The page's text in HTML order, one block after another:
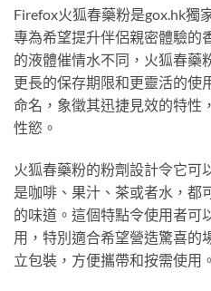
Firefox火狐春藥粉是gox.hk獨
專為希望提升伴侶親密體驗的
的液體催情水不同，火狐春藥
更長的保存期限和更靈活的使
命名，象徵其迅捷見效的特性
性慾。
火狐春藥粉的粉劑設計令它可
是咖啡、果汁、茶或者水，都
的味道。這個特點令使用者可
用，特別適合希望營造驚喜的
立包裝，方便攜帶和按需使用。